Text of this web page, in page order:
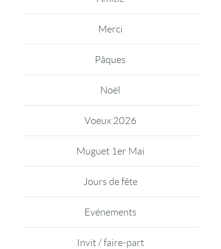
Merci
Pâques
Noël
Voeux 2026
Muguet 1er Mai
Jours de fête
Evénements
Invit / faire-part